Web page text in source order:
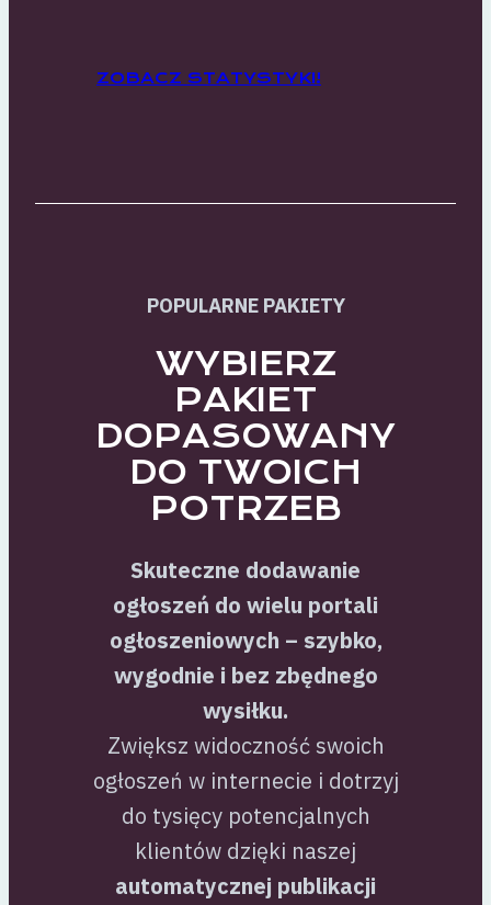
ZOBACZ STATYSTYKI!
POPULARNE PAKIETY
WYBIERZ
PAKIET
DOPASOWANY
DO TWOICH
POTRZEB
Skuteczne dodawanie
ogłoszeń do wielu portali
ogłoszeniowych – szybko,
wygodnie i bez zbędnego
wysiłku.
Zwiększ widoczność swoich
ogłoszeń w internecie i dotrzyj
do tysięcy potencjalnych
klientów dzięki naszej
automatycznej publikacji